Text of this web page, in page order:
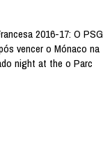
2016-17: O PSG
vencer o Mónaco na
night at the o Parc